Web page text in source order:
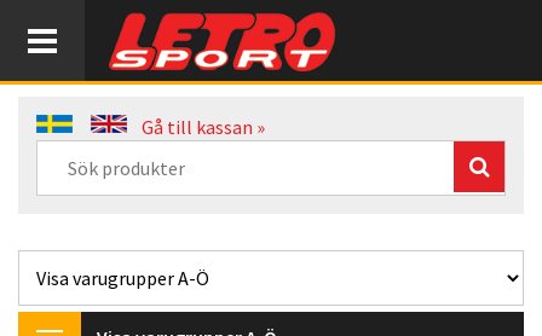
Gå till kassan »